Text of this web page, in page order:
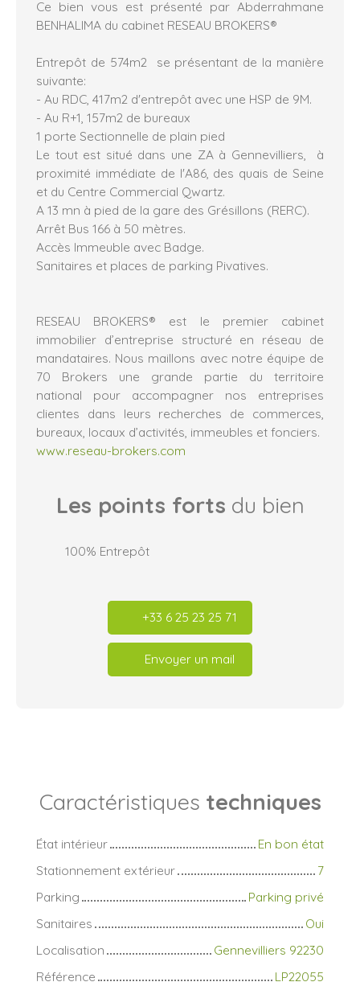
Ce bien vous est présenté par Abderrahmane
BENHALIMA du cabinet RESEAU BROKERS®
Entrepôt de 574m2 se présentant de la manière
suivante:
- Au RDC, 417m2 d'entrepôt avec une HSP de 9M.
- Au R+1, 157m2 de bureaux
1 porte Sectionnelle de plain pied
Le tout est situé dans une ZA à Gennevilliers, à
proximité immédiate de l'A86, des quais de Seine
et du Centre Commercial Qwartz.
A 13 mn à pied de la gare des Grésillons (RERC).
Arrêt Bus 166 à 50 mètres.
Accès Immeuble avec Badge.
Sanitaires et places de parking Pivatives.
RESEAU BROKERS® est le premier cabinet
immobilier d’entreprise structuré en réseau de
mandataires. Nous maillons avec notre équipe de
70 Brokers une grande partie du territoire
national pour accompagner nos entreprises
clientes dans leurs recherches de commerces,
bureaux, locaux d’activités, immeubles et fonciers.
www.reseau-brokers.com
Les points forts du bien
100% Entrepôt
+33 6 25 23 25 71
Envoyer un mail
Caractéristiques techniques
État intérieur
En bon état
Stationnement extérieur
7
Parking
Parking privé
Sanitaires
Oui
Localisation
Gennevilliers 92230
Référence
LP22055